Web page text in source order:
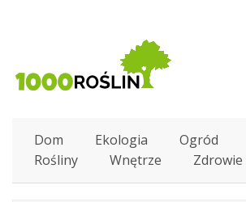
Dom Ekologia Ogród
Rośliny
Wnętrze Zdrowie